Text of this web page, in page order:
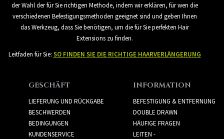
der Wahl der für Sie richtigen Methode, indem wir erklären, für wen die
verschiedenen Befestigungsmethoden geeignet sind und geben Ihnen
das Werkzeug, dass Sie benötigen, um die für Sie perfekten Hair
Extensions zu finden.
Leitfaden für Sie: SO FINDEN SIE DIE RICHTIGE HAARVERLÄNGERUNG
GESCHÄFT
LIEFERUNG UND RÜCKGABE
BESCHWERDEN
BEDINGUNGEN
KUNDENSERVICE
INFORMATION
BEFESTIGUNG & ENTFERNUNG
DOUBLE DRAWN
HÄUFIGE FRAGEN
LEITEN -